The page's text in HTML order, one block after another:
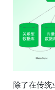
除了在传统